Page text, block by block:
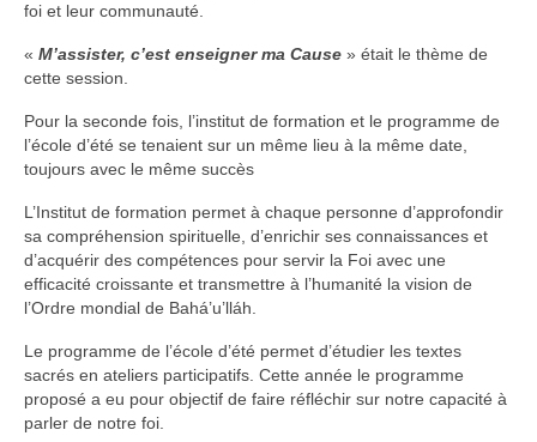
foi et leur communauté.
« M’assister, c’est enseigner ma Cause » était le thème de
cette session.
Pour la seconde fois, l’institut de formation et le programme de
l’école d’été se tenaient sur un même lieu à la même date,
toujours avec le même succès
L’Institut de formation permet à chaque personne d’approfondir
sa compréhension spirituelle, d’enrichir ses connaissances et
d’acquérir des compétences pour servir la Foi avec une
efficacité croissante et transmettre à l’humanité la vision de
l’Ordre mondial de Bahá’u’lláh.
Le programme de l’école d’été permet d’étudier les textes
sacrés en ateliers participatifs. Cette année le programme
proposé a eu pour objectif de faire réfléchir sur notre capacité à
parler de notre foi.